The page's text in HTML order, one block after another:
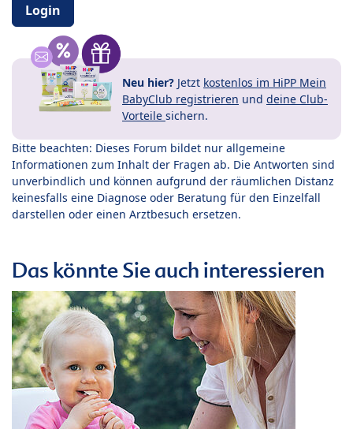
Login
Neu hier? Jetzt kostenlos im HiPP Mein
BabyClub registrieren und deine Club-
Vorteile sichern.
Bitte beachten: Dieses Forum bildet nur allgemeine
Informationen zum Inhalt der Fragen ab. Die Antworten sind
unverbindlich und können aufgrund der räumlichen Distanz
keinesfalls eine Diagnose oder Beratung für den Einzelfall
darstellen oder einen Arztbesuch ersetzen.
Das könnte Sie auch interessieren